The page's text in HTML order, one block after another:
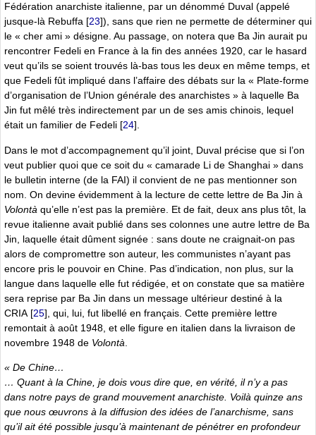
Fédération anarchiste italienne, par un dénommé Duval (appelé
jusque-là Rebuffa [23]), sans que rien ne permette de déterminer qui
le « cher ami » désigne. Au passage, on notera que Ba Jin aurait pu
rencontrer Fedeli en France à la fin des années 1920, car le hasard
veut qu’ils se soient trouvés là-bas tous les deux en même temps, et
que Fedeli fût impliqué dans l’affaire des débats sur la « Plate-forme
d’organisation de l’Union générale des anarchistes » à laquelle Ba
Jin fut mêlé très indirectement par un de ses amis chinois, lequel
était un familier de Fedeli [24].
Dans le mot d’accompagnement qu’il joint, Duval précise que si l’on
veut publier quoi que ce soit du « camarade Li de Shanghai » dans
le bulletin interne (de la FAI) il convient de ne pas mentionner son
nom. On devine évidemment à la lecture de cette lettre de Ba Jin à
Volontà qu’elle n’est pas la première. Et de fait, deux ans plus tôt, la
revue italienne avait publié dans ses colonnes une autre lettre de Ba
Jin, laquelle était dûment signée : sans doute ne craignait-on pas
alors de compromettre son auteur, les communistes n’ayant pas
encore pris le pouvoir en Chine. Pas d’indication, non plus, sur la
langue dans laquelle elle fut rédigée, et on constate que sa matière
sera reprise par Ba Jin dans un message ultérieur destiné à la
CRIA [25] , qui, lui, fut libellé en français. Cette première lettre
remontait à août 1948, et elle figure en italien dans la livraison de
novembre 1948 de Volontà
« De Chine…
… Quant à la Chine, je dois vous dire que, en vérité, il n’y a pas
dans notre pays de grand mouvement anarchiste. Voilà quinze ans
que nous œuvrons à la diffusion des idées de l’anarchisme, sans
qu’il ait été possible jusqu’à maintenant de pénétrer en profondeur